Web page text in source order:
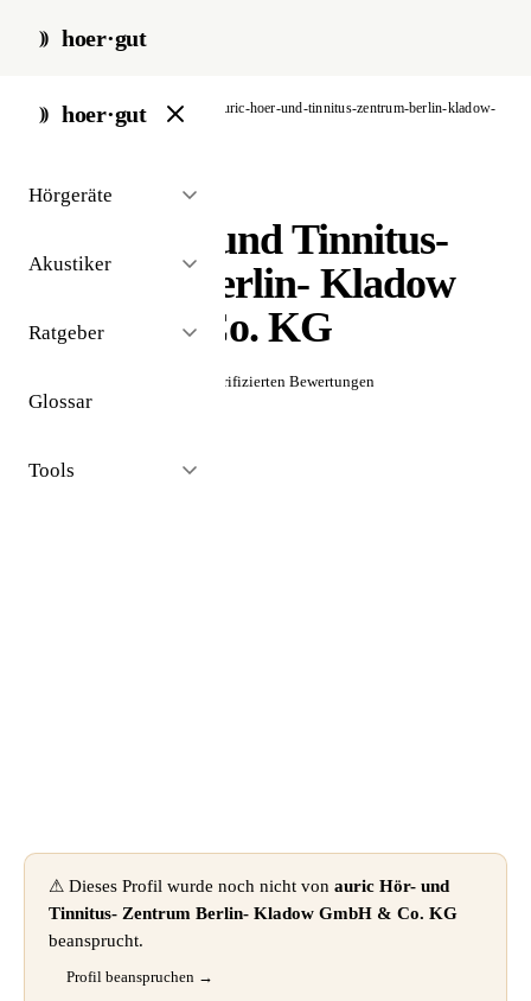
hoer·gut
hoer·gut
Hörgeräte
Akustiker
Ratgeber
Glossar
Tools
start / akustiker / berlin
auric-hoer-und-tinnitus-zentrum-berlin-kladow-
// akustiker · berlin
auric Hör- und Tinnitus-
Zentrum Berlin- Kladow
GmbH & Co. KG
Noch keine verifizierten Bewertungen
⚠ Dieses Profil wurde noch nicht von auric Hör- und
Tinnitus- Zentrum Berlin- Kladow GmbH & Co. KG
beansprucht.
Profil beanspruchen →